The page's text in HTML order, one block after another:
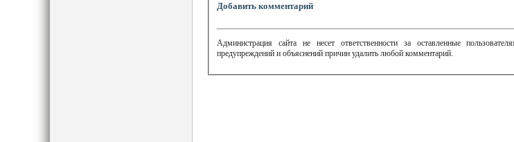
Добавить комментарий
Администрация сайта не несет ответственности за оставленные
предупреждений и объяснений причин удалить любой комментарий.